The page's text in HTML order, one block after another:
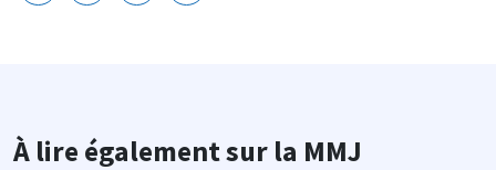
À lire également sur la MMJ